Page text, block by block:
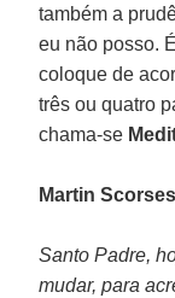
também a
eu não posso.
coloque de
três ou quatro
chama-se
Martin
Santo Padre,
mudar, para